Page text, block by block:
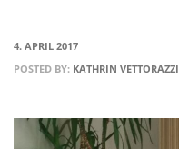
4. APRIL 2017
POSTED BY: KATHRIN VETTORAZZI